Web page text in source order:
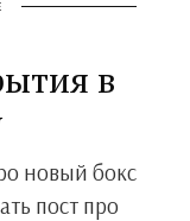
в
новый бокс
пост про